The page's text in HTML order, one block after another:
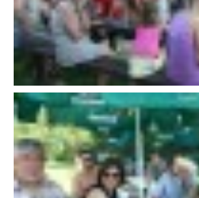
HASIČSKÉ DESATERO
SVATÝ FLORIÁN
ODKAZY NA WWW.STRÁNKY
538 03